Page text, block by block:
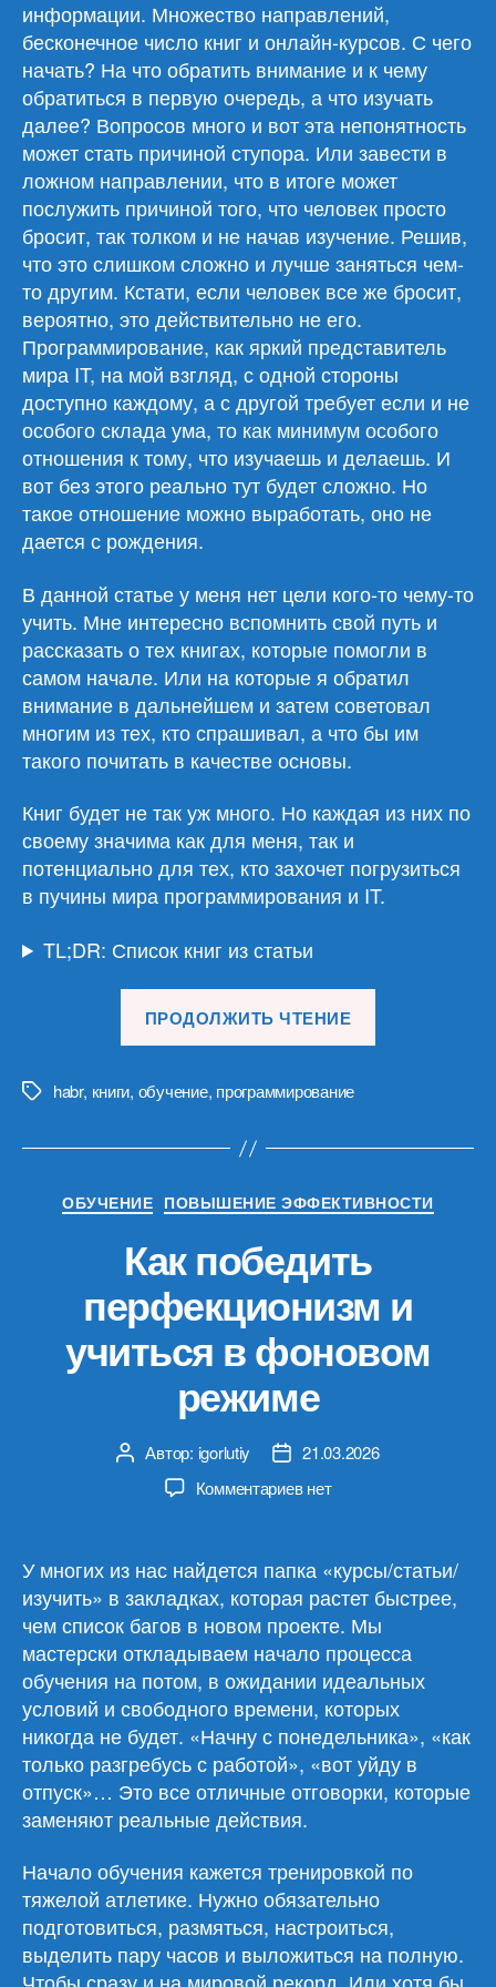
информации. Множество направлений,
бесконечное число книг и онлайн-курсов. С чего
начать? На что обратить внимание и к чему
обратиться в первую очередь, а что изучать
далее? Вопросов много и вот эта непонятность
может стать причиной ступора. Или завести в
ложном направлении, что в итоге может
послужить причиной того, что человек просто
бросит, так толком и не начав изучение. Решив,
что это слишком сложно и лучше заняться чем-
то другим. Кстати, если человек все же бросит,
вероятно, это действительно не его.
Программирование, как яркий представитель
мира IT, на мой взгляд, с одной стороны
доступно каждому, а с другой требует если и не
особого склада ума, то как минимум особого
отношения к тому, что изучаешь и делаешь. И
вот без этого реально тут будет сложно. Но
такое отношение можно выработать, оно не
дается с рождения.
В данной статье у меня нет цели кого-то чему-то
учить. Мне интересно вспомнить свой путь и
рассказать о тех книгах, которые помогли в
самом начале. Или на которые я обратил
внимание в дальнейшем и затем советовал
многим из тех, кто спрашивал, а что бы им
такого почитать в качестве основы.
Книг будет не так уж много. Но каждая из них по
своему значима как для меня, так и
потенциально для тех, кто захочет погрузиться
в пучины мира программирования и IT.
TL;DR: Список книг из статьи
ПРОДОЛЖИТЬ ЧТЕНИЕ
Столяров:
путь
Меткиhabr, книги, обучение, программирование
Рубрики
ОБУЧЕНИЕ ПОВЫШЕНИЕ ЭФФЕКТИВНОСТИ
Как победить
перфекционизм и
учиться в фоновом
режиме
Автор
записи
Автор: igorlutiy
Дата21.03.2026
Комментариевк
перфекционизм
и
учиться
в
фоновом
режиме
нет
У многих из нас найдется папка «курсы/статьи/
изучить» в закладках, которая растет быстрее,
чем список багов в новом проекте. Мы
мастерски откладываем начало процесса
обучения на потом, в ожидании идеальных
условий и свободного времени, которых
никогда не будет. «Начну с понедельника», «как
только разгребусь с работой», «вот уйду в
отпуск»… Это все отличные отговорки, которые
заменяют реальные действия.
Начало обучения кажется тренировкой по
тяжелой атлетике. Нужно обязательно
подготовиться, размяться, настроиться,
выделить пару часов и выложиться на полную.